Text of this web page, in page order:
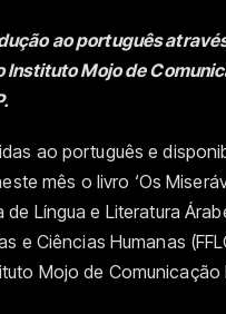
ao português
Mojo de
ao português e
mês o livro ‘Os
Língua e Literatura
e Ciências Humanas
Mojo de Comunicação